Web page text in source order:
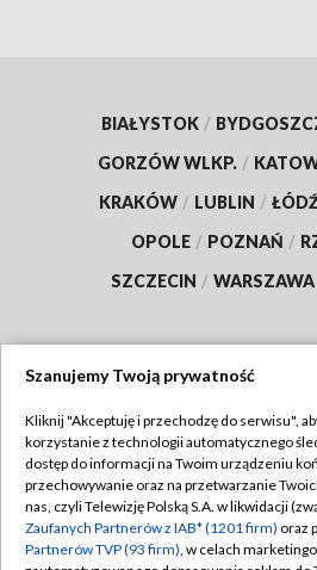
BIAŁYSTOK /
GORZÓW WLKP. /
KRAKÓW / LUBLIN /
OPOLE / POZNAŃ /
SZCZECIN / WARSZAWA
TVP
Abonament TVP
Emisja w TVP
Centrum informacji TVP
Regulamin
Polityka
Szanujemy Twoją prywatność
Kliknij "Akceptuję i przechodzę do serwisu",
korzystanie z technologii automatycznego
dostęp do informacji na Twoim urządzeniu
przechowywanie oraz na przetwarzanie
nas, czyli Telewizję Polską S.A. w likwidacji
Zaufanych Partnerów z IAB* (1201 firm) oraz
Partnerów TVP (93 firm), w celach